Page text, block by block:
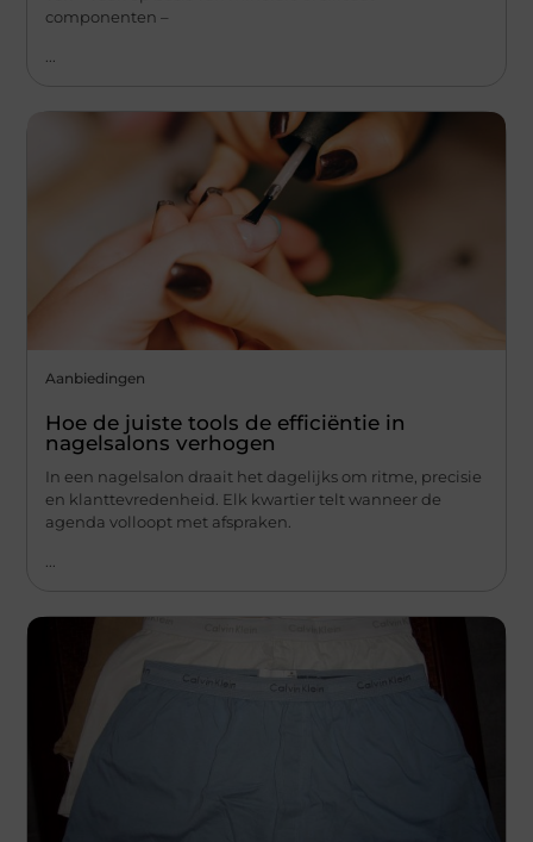
componenten –
Aanbiedingen
Hoe de juiste tools de efficiëntie in
nagelsalons verhogen
In een nagelsalon draait het dagelijks om ritme, precisie
en klanttevredenheid. Elk kwartier telt wanneer de
agenda volloopt met afspraken.
...